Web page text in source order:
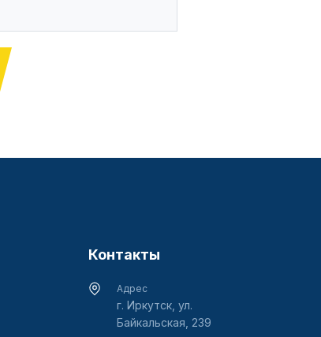
Контакты
Адрес
г. Иркутск, ул.
Байкальская, 239